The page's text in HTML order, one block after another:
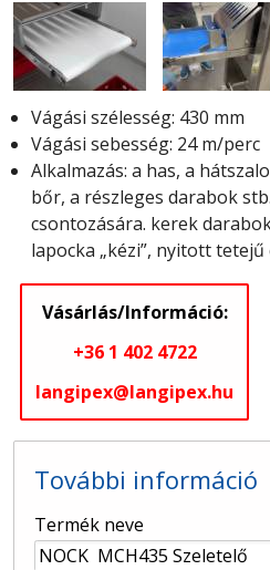
Vágási szélesség: 430 mm
Vágási sebesség: 24 m/perc
Alkalmazás: a has, a
bőr, a részleges darabok
csontozására. kerek
lapocka „kézi”, nyitott
Vásárlás/Információ:
+36 1 402 4722
langipex@langipex.hu
További információ
Termék neve